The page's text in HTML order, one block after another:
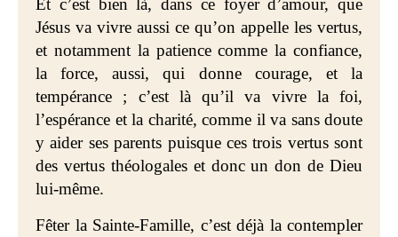
Et c’est bien là, dans ce foyer d’amour, que
Jésus va vivre aussi ce qu’on appelle les vertus,
et notammentla patience comme la confiance,
la force, aussi, qui donne courage, et la
tempérance ; c’est là qu’il va vivre la foi,
l’espérance et la charité, comme il va sans doute
y aider ses parents puisque ces trois vertus sont
des vertus théologales et donc un don de Dieu
lui-même.
Fêter la Sainte-Famille, c’est déjà la contempler